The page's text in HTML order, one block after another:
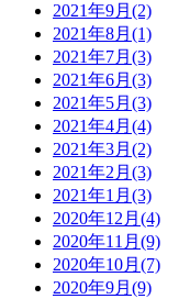
2021年9月(2)
2021年8月(1)
2021年7月(3)
2021年6月(3)
2021年5月(3)
2021年4月(4)
2021年3月(2)
2021年2月(3)
2021年1月(3)
2020年12月(4)
2020年11月(9)
2020年10月(7)
2020年9月(9)